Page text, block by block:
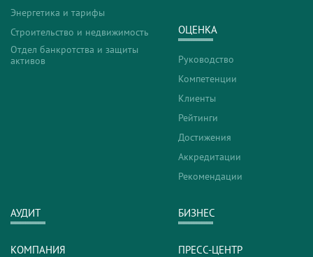
Энергетика и тарифы
Строительство и недвижимость
Отдел банкротства и защиты
активов
ОЦЕНКА
Руководство
Компетенции
Клиенты
Рейтинги
Достижения
Аккредитации
Рекомендации
АУДИТ
КОМПАНИЯ
БИЗНЕС
ПРЕСС-ЦЕНТР